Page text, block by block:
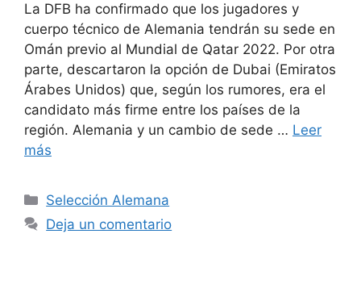
La DFB ha confirmado que los jugadores y
cuerpo técnico de Alemania tendrán su sede en
Omán previo al Mundial de Qatar 2022. Por otra
parte, descartaron la opción de Dubai (Emiratos
Árabes Unidos) que, según los rumores, era el
candidato más firme entre los países de la
región. Alemania y un cambio de sede … Leer
más
Categorías
Selección Alemana
Deja un comentario